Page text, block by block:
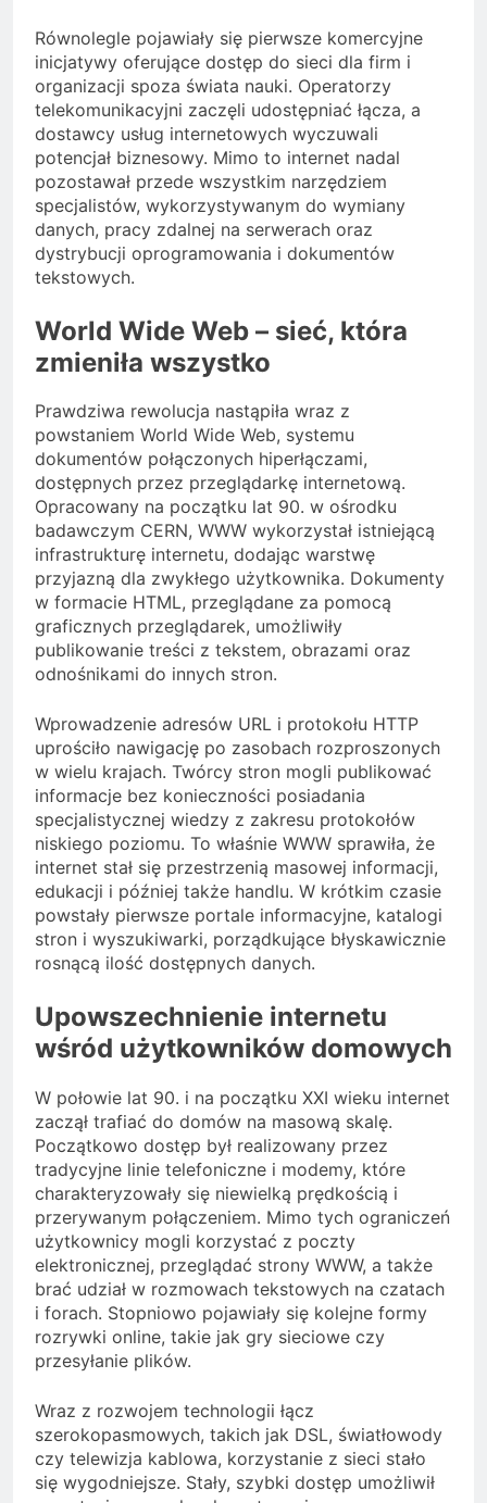
Równolegle pojawiały się pierwsze komercyjne
inicjatywy oferujące dostęp do sieci dla firm i
organizacji spoza świata nauki. Operatorzy
telekomunikacyjni zaczęli udostępniać łącza, a
dostawcy usług internetowych wyczuwali
potencjał biznesowy. Mimo to internet nadal
pozostawał przede wszystkim narzędziem
specjalistów, wykorzystywanym do wymiany
danych, pracy zdalnej na serwerach oraz
dystrybucji oprogramowania i dokumentów
tekstowych.
World Wide Web – sieć, która
zmieniła wszystko
Prawdziwa rewolucja nastąpiła wraz z
powstaniem World Wide Web, systemu
dokumentów połączonych hiperłączami,
dostępnych przez przeglądarkę internetową.
Opracowany na początku lat 90. w ośrodku
badawczym CERN, WWW wykorzystał istniejącą
infrastrukturę internetu, dodając warstwę
przyjazną dla zwykłego użytkownika. Dokumenty
w formacie HTML, przeglądane za pomocą
graficznych przeglądarek, umożliwiły
publikowanie treści z tekstem, obrazami oraz
odnośnikami do innych stron.
Wprowadzenie adresów URL i protokołu HTTP
uprościło nawigację po zasobach rozproszonych
w wielu krajach. Twórcy stron mogli publikować
informacje bez konieczności posiadania
specjalistycznej wiedzy z zakresu protokołów
niskiego poziomu. To właśnie WWW sprawiła, że
internet stał się przestrzenią masowej informacji,
edukacji i później także handlu. W krótkim czasie
powstały pierwsze portale informacyjne, katalogi
stron i wyszukiwarki, porządkujące błyskawicznie
rosnącą ilość dostępnych danych.
Upowszechnienie internetu
wśród użytkowników domowych
W połowie lat 90. i na początku XXI wieku internet
zaczął trafiać do domów na masową skalę.
Początkowo dostęp był realizowany przez
tradycyjne linie telefoniczne i modemy, które
charakteryzowały się niewielką prędkością i
przerywanym połączeniem. Mimo tych ograniczeń
użytkownicy mogli korzystać z poczty
elektronicznej, przeglądać strony WWW, a także
brać udział w rozmowach tekstowych na czatach
i forach. Stopniowo pojawiały się kolejne formy
rozrywki online, takie jak gry sieciowe czy
przesyłanie plików.
Wraz z rozwojem technologii łącz
szerokopasmowych, takich jak DSL, światłowody
czy telewizja kablowa, korzystanie z sieci stało
się wygodniejsze. Stały, szybki dostęp umożliwił